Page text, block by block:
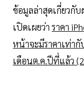
ข้อมูลล่าสุดเกี่ยวกั
เปิดเผยว่า ราคา
หน้าจะมีราคาเท่า
เดือนต.ค.ปีที่แล้ว